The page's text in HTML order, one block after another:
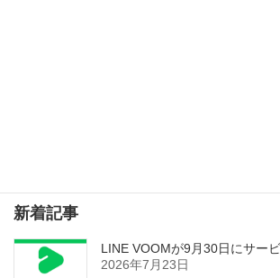
新着記事
LINE VOOMが9月30日にサー
2026年7月23日